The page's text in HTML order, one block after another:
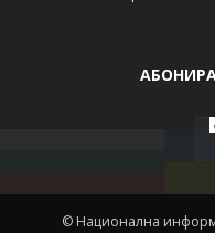
© Национална